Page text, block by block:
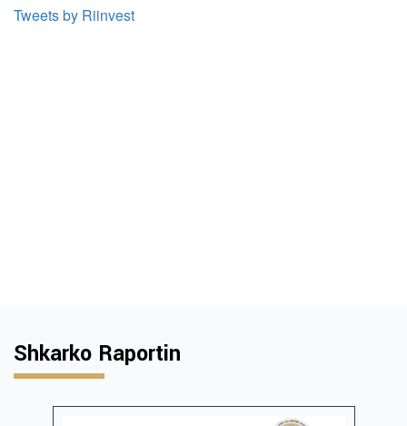
Tweets by Riinvest
Shkarko Raportin